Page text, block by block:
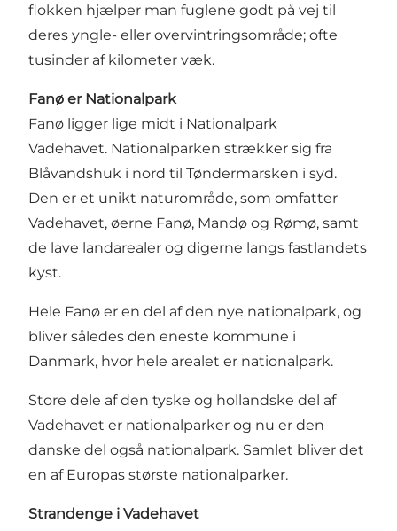
flokken hjælper man fuglene godt på vej til
deres yngle- eller overvintringsområde; ofte
tusinder af kilometer væk.
Fanø er Nationalpark
Fanø ligger lige midt i Nationalpark
Vadehavet. Nationalparken strækker sig fra
Blåvandshuk i nord til Tøndermarsken i syd.
Den er et unikt naturområde, som omfatter
Vadehavet, øerne Fanø, Mandø og Rømø, samt
de lave landarealer og digerne langs fastlandets
kyst.
Hele Fanø er en del af den nye nationalpark, og
bliver således den eneste kommune i
Danmark, hvor hele arealet er nationalpark.
Store dele af den tyske og hollandske del af
Vadehavet er nationalparker og nu er den
danske del også nationalpark. Samlet bliver det
en af Europas største nationalparker.
Strandenge i Vadehavet